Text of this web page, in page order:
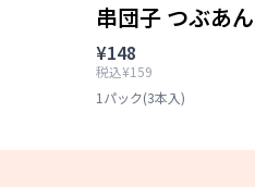
串団子 つぶあ
¥148
税込¥159
1パック(3本入)